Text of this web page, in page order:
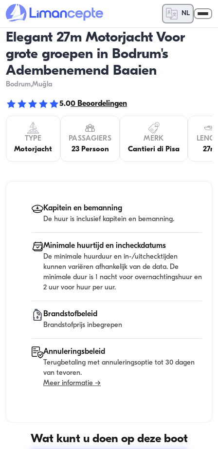
NL
Elegant 27m Motorjacht Voor
grote groepen in Bodrum's
Adembenemend Baaien
Bodrum,Muğla
5.00 Beoordelingen
TYPE
Motorjacht
PASSAGIERS
23 Persoon
MERK
Cantieri di Pisa
27m
Kapitein en bemanning
De huur is inclusief kapitein en bemanning.
Minimale huurtijd en incheckdatums
De minimale huurduur en in-/uitchecktijden
kunnen variëren afhankelijk van de data. De
minimale duur is 1 nacht voor overnachtingshuur en
2 uur voor huur per uur.
Brandstofbeleid
Brandstofprijs inbegrepen
Annuleringsbeleid
Terugbetaling met annuleringsoptie tot 30 dagen
van tevoren.
Meer informatie →
Wat kunt u doen op deze boot